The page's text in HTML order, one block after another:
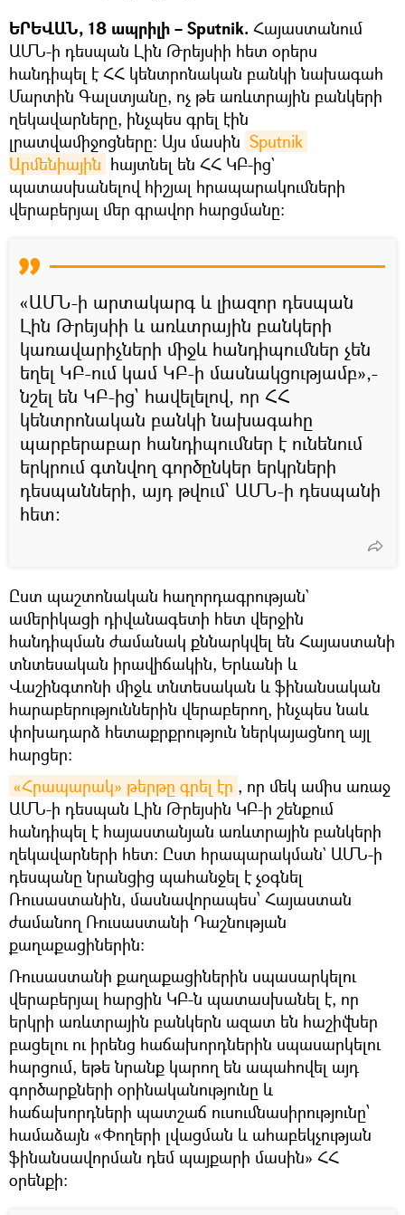
ԵՐԵՎԱՆ, 18 ապրիլի – Sputnik. Հայաստանում
ԱՄՆ-ի դեսպան Լին Թրեյսիի հետ օրերս
հանդիպել է ՀՀ կենտրոնական բանկի նախագահ
Մարտին Գալստյանը, ոչ թե առևտրային բանկերի
ղեկավարները, ինչպես գրել էին
լրատվամիջոցները։ Այս մասին Sputnik
Արմենիային հայտնել են ՀՀ ԿԲ-ից`
պատասխանելով հիշյալ հրապարակումների
վերաբերյալ մեր գրավոր հարցմանը։
«ԱՄՆ-ի արտակարգ և լիազոր դեսպան
Լին Թրեյսիի և առևտրային բանկերի
կառավարիչների միջև հանդիպումներ չեն
եղել ԿԲ-ում կամ ԿԲ-ի մասնակցությամբ»,-
նշել են ԿԲ-ից` հավելելով, որ ՀՀ
կենտրոնական բանկի նախագահը
պարբերաբար հանդիպումներ է ունենում
երկրում գտնվող գործընկեր երկրների
դեսպանների, այդ թվում՝ ԱՄՆ-ի դեսպանի
հետ։
Ըստ պաշտոնական հաղորդագրության`
ամերիկացի դիվանագետի հետ վերջին
հանդիպման ժամանակ քննարկվել են Հայաստանի
տնտեսական իրավիճակին, Երևանի և
Վաշինգտոնի միջև տնտեսական և ֆինանսական
հարաբերություններին վերաբերող, ինչպես նաև
փոխադարձ հետաքրքրություն ներկայացնող այլ
հարցեր։
«Հրապարակ» թերթը գրել էր , որ մեկ ամիս առաջ
ԱՄՆ-ի դեսպան Լին Թրեյսին ԿԲ-ի շենքում
հանդիպել է հայաստանյան առևտրային բանկերի
ղեկավարների հետ։ Ըստ հրապարակման` ԱՄՆ-ի
դեսպանը նրանցից պահանջել է չօգնել
Ռուսաստանին, մասնավորապես՝ Հայաստան
ժամանող Ռուսաստանի Դաշնության
քաղաքացիներին։
Ռուսաստանի քաղաքացիներին սպասարկելու
վերաբերյալ հարցին ԿԲ-ն պատասխանել է, որ
երկրի առևտրային բանկերն ազատ են հաշիվներ
բացելու ու իրենց հաճախորդներին սպասարկելու
հարցում, եթե նրանք կարող են ապահովել այդ
գործարքների օրինականությունը և
հաճախորդների պատշաճ ուսումնասիրությունը՝
համաձայն «Փողերի լվացման և ահաբեկչության
ֆինանսավորման դեմ պայքարի մասին» ՀՀ
օրենքի։